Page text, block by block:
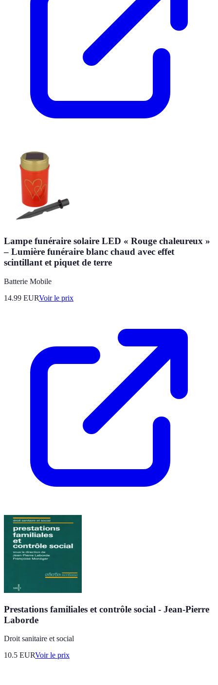
Lampe funéraire solaire LED « Rouge chaleureux »
– Lumière funéraire blanc chaud avec effet
scintillant et piquet de terre
Batterie Mobile
14.99 EURVoir le prix
Prestations familiales et contrôle social - Jean-Pierre
Laborde
Droit sanitaire et social
10.5 EURVoir le prix